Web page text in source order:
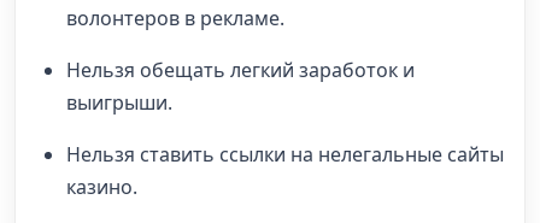
волонтеров в рекламе.
Нельзя обещать легкий заработок и
выигрыши.
Нельзя ставить ссылки на нелегальные сайты
казино.